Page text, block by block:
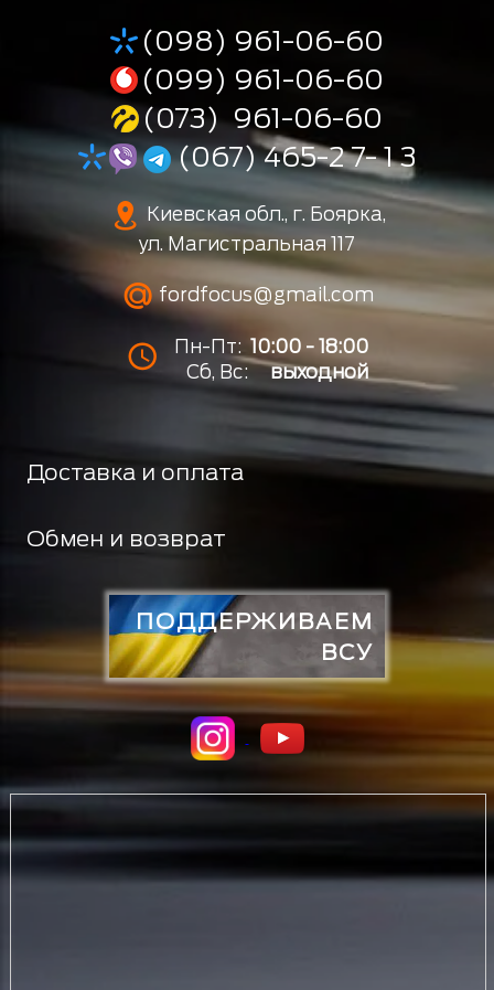
(098) 961-06-60
(099) 961-06-60
(073) 961-06-60
(067) 465-2 7- 1 3
Киевская обл., г. Боярка,
ул. Магистральная 117
fordfocus@gmail.com
Пн-Пт: 10:00 - 18:00
Сб, Вс:
выходной
Доставка и оплата
Обмен и возврат
ПОДДЕРЖИВАЕМ
ВСУ